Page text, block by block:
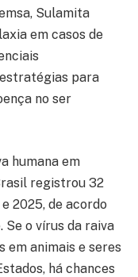
Sulamita
em casos de
para
no ser
humana em
registrou 32
2025, de acordo
Se o vírus da raiva
em animais e seres
há chances